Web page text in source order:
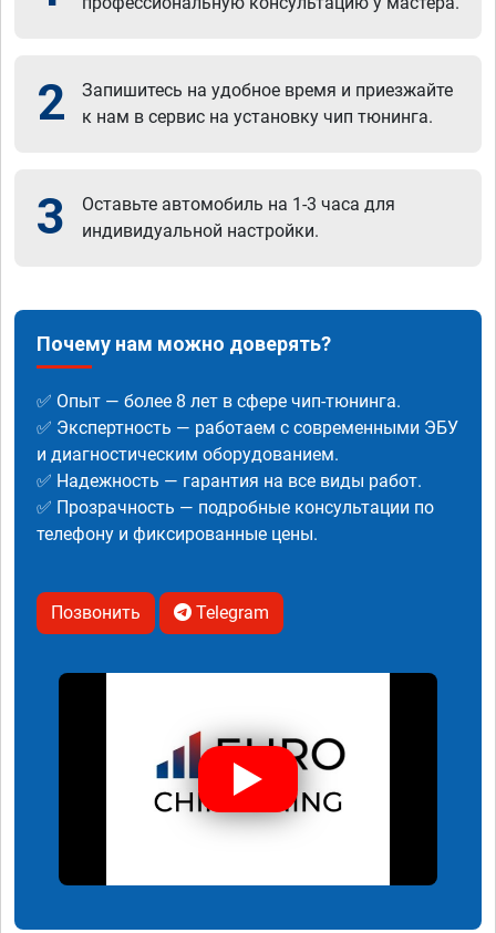
2
Запишитесь на удобное время и приезжайте
к нам в сервис на установку чип тюнинга.
3
Оставьте автомобиль на 1-3 часа для
индивидуальной настройки.
Почему нам можно доверять?
✅ Опыт — более 8 лет в сфере чип-тюнинга.
✅ Экспертность — работаем с современными ЭБУ
и диагностическим оборудованием.
✅ Надежность — гарантия на все виды работ.
✅ Прозрачность — подробные консультации по
телефону и фиксированные цены.
Позвонить Telegram